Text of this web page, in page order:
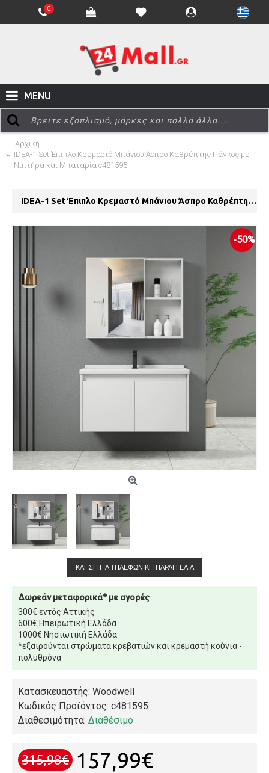
0
MENU
Αρχική
IDEA-1 Set Έπιπλο Κρεμαστό Μπάνιου Άσπρο Καθρέπτης Πάγκος με
Νιπτήρα και Μπαταρία c481595
IDEA-1 Set Έπιπλο Κρεμαστό Μπάνιου Άσπρο Καθρέπτης Πάγκος με Νιπτήρα και Μπαταρία c481595
-50%
ΚΛΉΣΗ ΓΙΑ ΤΗΛΕΦΩΝΙΚΉ ΠΑΡΑΓΓΕΛΊΑ
Δωρεάν μεταφορικά* με αγορές
300€ εντός Αττικής
600€ Ηπειρωτική Ελλάδα
1000€ Νησιωτική Ελλάδα
*εξαιρούνται στρώματα κρεβατιών και κρεμαστή κούνια -
πολυθρόνα
Κατασκευαστής: Woodwell
Κωδικός Προϊόντος: c481595
Διαθεσιμότητα: Διαθέσιμο
315,98€ 157,99€